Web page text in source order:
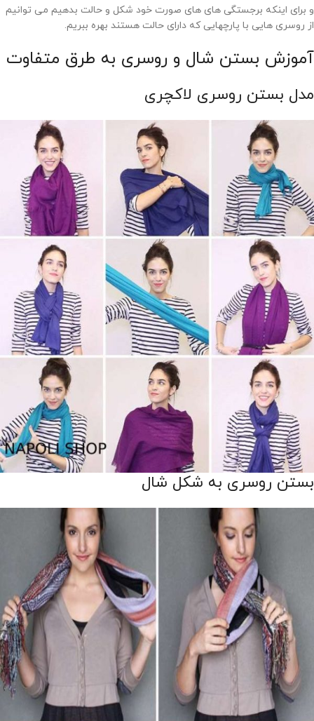
و برای اینکه برجستگی های های صورت خود شکل و حالت بدهیم می توانیم
از روسری هایی با پارچهایی که دارای حالت هستند بهره ببریم.
آموزش بستن شال و روسری به طرق متفاوت
مدل بستن روسری لاکچری
بستن روسری به شکل شال